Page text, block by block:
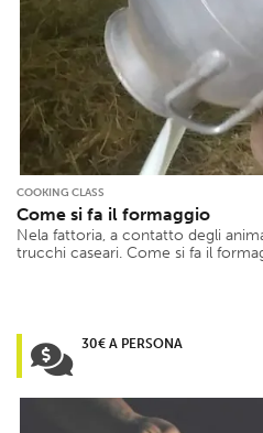
COOKING CLASS
Come si fa il formaggio
Nela fattoria, a contatto degli
trucchi caseari. Come si fa il
30€ A PERSONA